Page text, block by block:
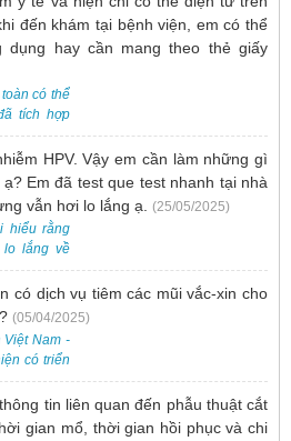
đến khám tại bệnh viện, em có thể
hay cần mang theo thẻ giấy
có thể
tích hợp
khi đến
theo
HPV. Vậy em cần làm những gì
Em đã test que test nhanh tại nhà
vẫn hơi lo lắng ạ. (25/05/2025)
hiểu rằng
lo lắng về
Tại Bệnh
Uông
các dịch
nghiệm
sớm
thư cổ tử
có dịch vụ tiêm các mũi vắc-xin cho
(05/04/2025)
Việt Nam -
có triển
xin cho trẻ
tin liên quan đến phẫu thuật cắt
gian mổ, thời gian hồi phục và chi